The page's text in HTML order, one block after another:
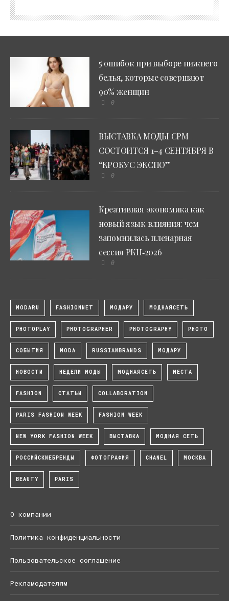
5 ошибок при выборе нижнего
белья, которые совершают
90% женщин
0
ВЫСТАВКА МОДЫ CPM
СОСТОИТСЯ 1–4 СЕНТЯБРЯ В
“КРОКУС ЭКСПО”
0
Креативная экономика как
новый язык влияния: чем
запомнилась пленарная
сессия РКН‑2026
0
MODARU FASHIONNET МОДАРУ МОДНАЯСЕТЬ
PHOTOPLAY PHOTOGRAPHER PHOTOGRAPHY PHOTO
СОБЫТИЯ MODA RUSSIANBRANDS МОДАРУ
НОВОСТИ НЕДЕЛИ МОДЫ МОДНАЯСЕТЬ МЕСТА
FASHION СТАТЬИ COLLABORATION
PARIS FASHION WEEK FASHION WEEK
NEW YORK FASHION WEEK ВЫСТАВКА МОДНАЯ СЕТЬ
РОССИЙСКИЕБРЕНДЫ ФОТОГРАФИЯ CHANEL МОСКВА
BEAUTY PARIS
О компании
Политика конфиденциальности
Пользовательское соглашение
Рекламодателям